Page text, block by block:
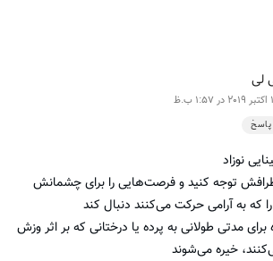
لی
ب.ظ
پاسخ
نوزاد
توجه کنید و فرصت‌هایی را برای چشمانش
که به آرامی حرکت می‌کنند دنبال کند
برای مدتی طولانی به پرده یا درختانی که بر اثر وزش
خیره می‌شوند